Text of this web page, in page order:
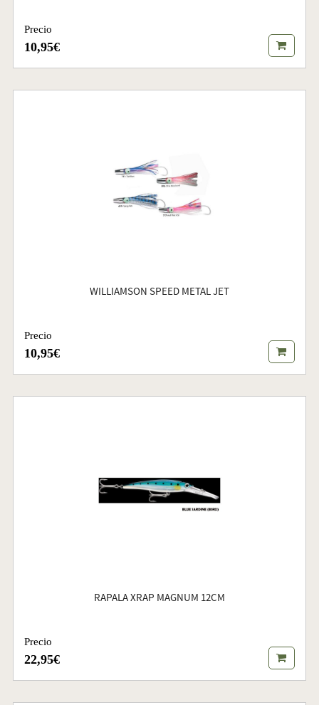
Precio
10,95€
WILLIAMSON SPEED METAL JET
Precio
10,95€
RAPALA XRAP MAGNUM 12CM
Precio
22,95€